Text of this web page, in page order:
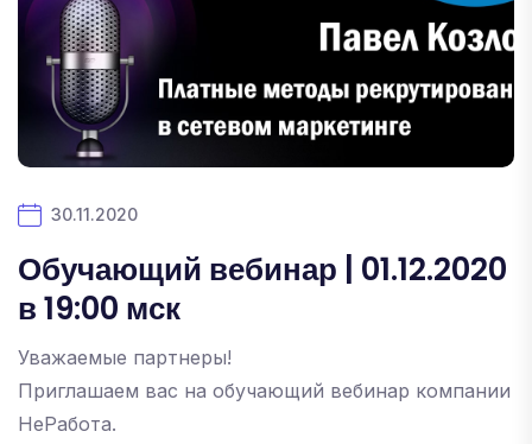
30.11.2020
Обучающий вебинар | 01.12.2020
в 19:00 мск
Уважаемые партнеры!
Приглашаем вас на обучающий вебинар компании
НеРабота.